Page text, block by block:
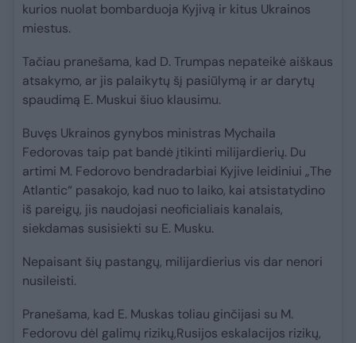
kurios nuolat bombarduoja Kyjivą ir kitus Ukrainos
miestus.
Tačiau pranešama, kad D. Trumpas nepateikė aiškaus
atsakymo, ar jis palaikytų šį pasiūlymą ir ar darytų
spaudimą E. Muskui šiuo klausimu.
Buvęs Ukrainos gynybos ministras Mychaila
Fedorovas taip pat bandė įtikinti milijardierių. Du
artimi M. Fedorovo bendradarbiai Kyjive leidiniui „The
Atlantic“ pasakojo, kad nuo to laiko, kai atsistatydino
iš pareigų, jis naudojasi neoficialiais kanalais,
siekdamas susisiekti su E. Musku.
Nepaisant šių pastangų, milijardierius vis dar nenori
nusileisti.
Pranešama, kad E. Muskas toliau ginčijasi su M.
Fedorovu dėl galimų rizikų,Rusijos eskalacijos rizikų,